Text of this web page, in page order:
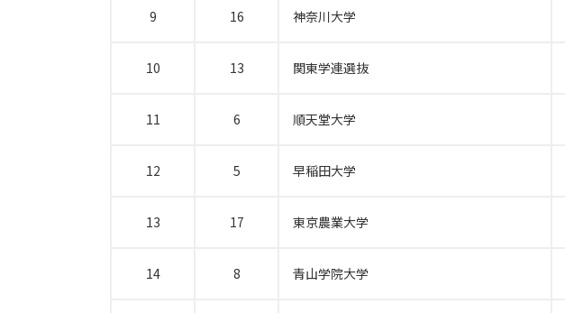
9 16 神奈川大学
10 13 関東学連選抜
11 6 順天堂大学
12 5 早稲田大学
13 17 東京農業大学
14 8 青山学院大学